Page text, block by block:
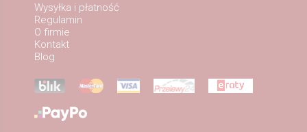
Wysyłka i płatność
Regulamin
O firmie
Kontakt
Blog